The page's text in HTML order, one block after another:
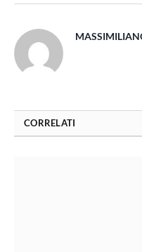
CORRELATI